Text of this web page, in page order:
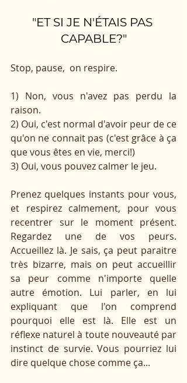
"ET SI JE N'ÉTAIS PAS
CAPABLE?"
Stop, pause,  on respire.
1) Non, vous n'avez pas perdu la
raison.
2) Oui, c'est normal d'avoir peur de ce
qu'on ne connait pas (c'est grâce à ça
que vous êtes en vie, merci!)
3) Oui, vous pouvez calmer le jeu.
Prenez quelques instants pour vous,
et respirez calmement, pour vous
recentrer sur le moment présent.
Regardez une de vos peurs.
Accueillez là. Je sais, ça peut paraitre
très bizarre, mais on peut accueillir
sa peur comme n'importe quelle
autre émotion. Lui parler, en lui
expliquant que l'on comprend
pourquoi elle est là. Elle est un
réflexe naturel à toute nouveauté par
instinct de survie. Vous pourriez lui
dire quelque chose comme ça...